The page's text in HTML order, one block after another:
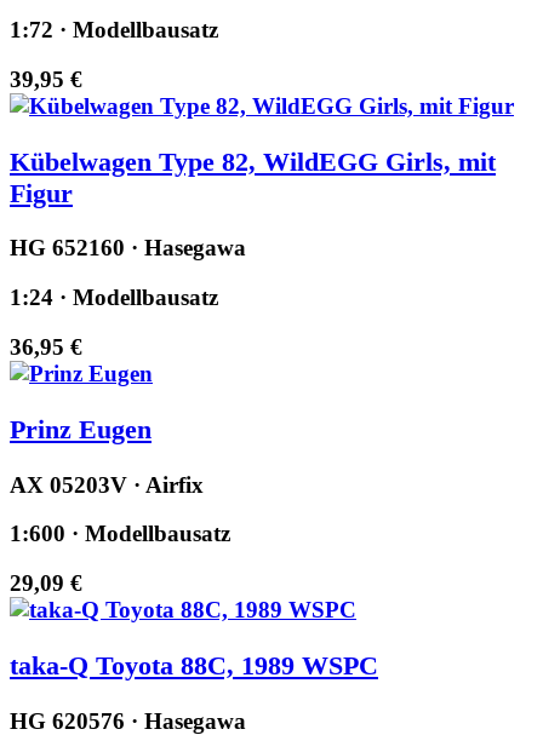
1:72 · Modellbausatz
39,95 €
Kübelwagen Type 82, WildEGG Girls, mit
Figur
HG 652160 · Hasegawa
1:24 · Modellbausatz
36,95 €
Prinz Eugen
AX 05203V · Airfix
1:600 · Modellbausatz
29,09 €
taka-Q Toyota 88C, 1989 WSPC
HG 620576 · Hasegawa